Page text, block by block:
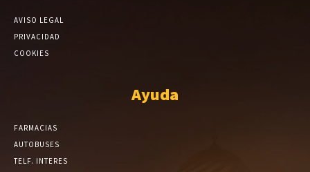
AVISO LEGAL
PRIVACIDAD
COOKIES
Ayuda
FARMACIAS
AUTOBUSES
TELF. INTERES